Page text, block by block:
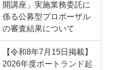
開講座」実施業務委託に
係る公募型プロポーザル
の審査結果について
【令和8年7月15日掲載】
2026年度ポートランド起